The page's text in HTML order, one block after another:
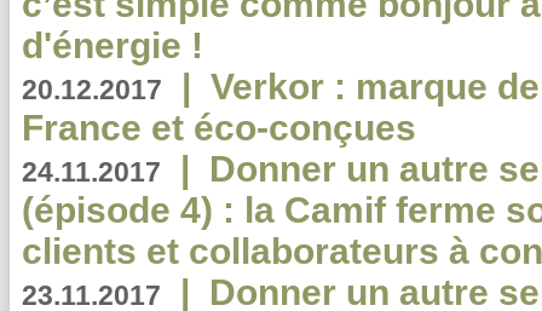
d'énergie !
20.12.2017 | Verkor : marque
France et éco-conçues
24.11.2017 | Donner un autre
(épisode 4) : la Camif ferme
clients et collaborateurs à
23.11.2017 | Donner un autre